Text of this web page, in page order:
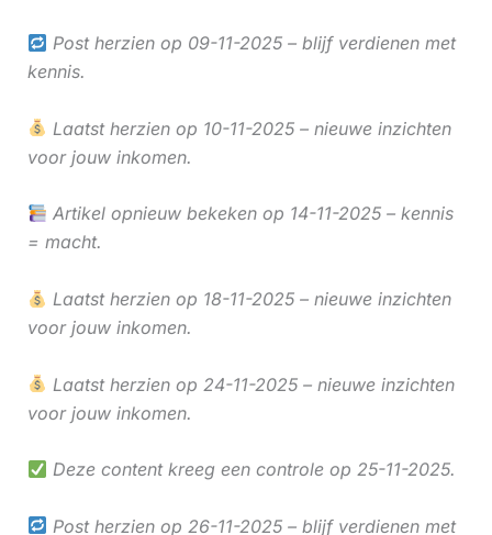
Post herzien op 09-11-2025 – blijf verdienen met
kennis.
Laatst herzien op 10-11-2025 – nieuwe inzichten
voor jouw inkomen.
Artikel opnieuw bekeken op 14-11-2025 – kennis
= macht.
Laatst herzien op 18-11-2025 – nieuwe inzichten
voor jouw inkomen.
Laatst herzien op 24-11-2025 – nieuwe inzichten
voor jouw inkomen.
Deze content kreeg een controle op 25-11-2025.
Post herzien op 26-11-2025 – blijf verdienen met